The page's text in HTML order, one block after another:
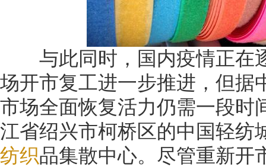
与此同时，国内疫情正在
场开市复工进一步推进，但据
市场全面恢复活力仍需一段时
江省绍兴市柯桥区的中国轻纺
纺织品集散中心。尽管重新开